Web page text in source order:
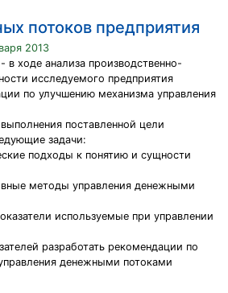
потоков предприятия
2013
в ходе анализа производственно-
исследуемого предприятия
по улучшению механизма управления
поставленной цели
задачи:
подходы к понятию и сущности
методы управления денежными
используемые при управлении
разработать рекомендации по
денежными потоками